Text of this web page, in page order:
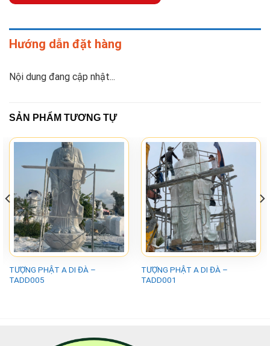
Hướng dẫn đặt hàng
Nội dung đang cập nhật...
SẢN PHẨM TƯƠNG TỰ
TƯỢNG PHẬT A DI ĐÀ –
TADD005
TƯỢNG PHẬT A DI ĐÀ –
TADD001